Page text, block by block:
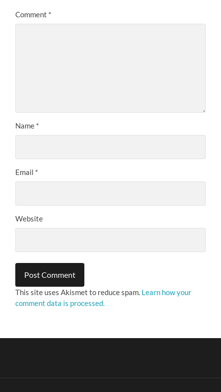
Comment *
Name *
Email *
Website
This site uses Akismet to reduce spam. Learn how your
comment data is processed.